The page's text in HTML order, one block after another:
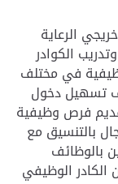
الرعاية
الكوادر
في مختلف
تسهيل دخول
فرص وظيفية
بالتنسيق مع
بالوظائف
بالمؤسسة 100% من الكادر الوظيفي